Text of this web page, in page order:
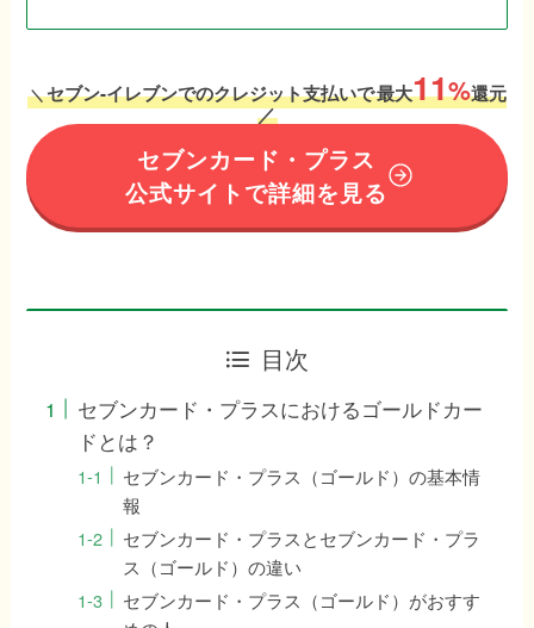
＼セブン-イレブンでのクレジット支払いで最大11%還元
／
セブンカード・プラス
公式サイトで詳細を見る
目次
セブンカード・プラスにおけるゴールドカー
ドとは？
セブンカード・プラス（ゴールド）の基本情
報
セブンカード・プラスとセブンカード・プラ
ス（ゴールド）の違い
セブンカード・プラス（ゴールド）がおすす